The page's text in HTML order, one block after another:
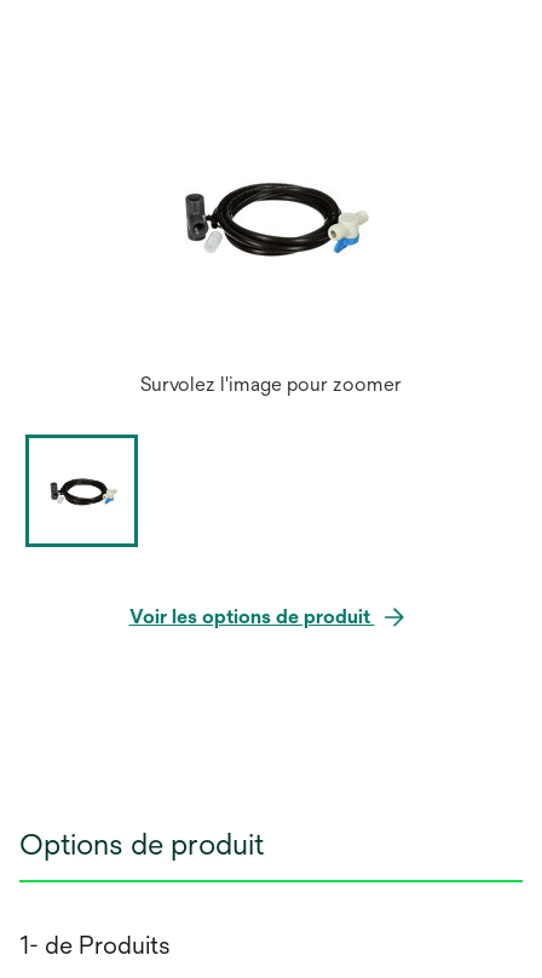
Survolez l'image pour zoomer
Voir les options de produit
Options de produit
1- de Produits